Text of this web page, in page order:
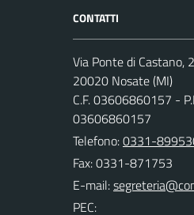
CONTATTI
Via Ponte di Castano, 2
20020 Nosate (MI)
C.F. 03606860157 -
03606860157
Telefono:0331-
Fax: 0331-871753
E-mail:
PEC: